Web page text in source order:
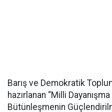
Barış ve Demokratik
hazırlanan “Milli
Bütünleşmenin